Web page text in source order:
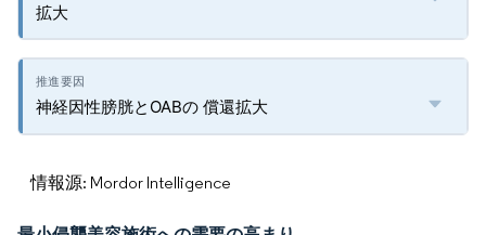
拡大
神経因性膀胱とOABの 償還拡大
情報源: Mordor Intelligence